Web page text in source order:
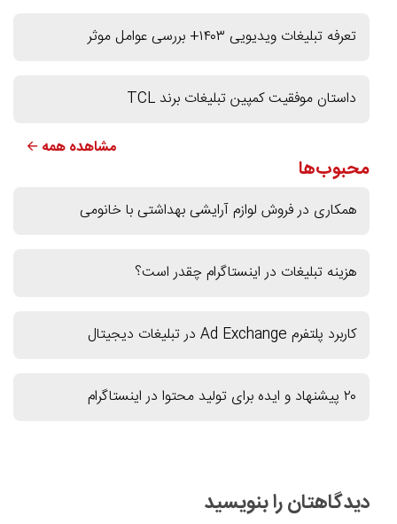
تعرفه تبلیغات ویدیویی ۱۴۰۳+ بررسی عوامل موثر
داستان موفقیت کمپین تبلیغات برند TCL
مشاهده همه 🡨
محبوب‌ها
همکاری در فروش لوازم آرایشی بهداشتی با خانومی
هزینه تبلیغات در اینستاگرام چقدر است؟
کاربرد پلتفرم Ad Exchange در تبلیغات دیجیتال
۲۰ پیشنهاد و ایده برای تولید محتوا در اینستاگرام
دیدگاهتان را بنویسید